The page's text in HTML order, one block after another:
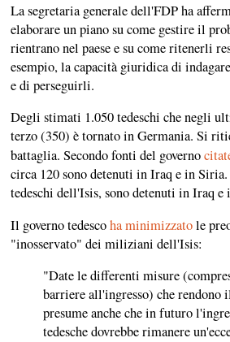
La segretaria generale dell'FDP ha
elaborare un piano su come gestire il
rientrano nel paese e su come ritenerli
esempio, la capacità giuridica di
e di perseguirli.
Degli stimati 1.050 tedeschi che negli
terzo (350) è tornato in Germania. Si
battaglia. Secondo fonti del governo
circa 120 sono detenuti in Iraq e in
tedeschi dell'Isis, sono detenuti in Iraq
Il governo tedescoha minimizzatole
"inosservato" dei miliziani dell'Isis:
"Date le differenti misure
barriere all'ingresso) che
presume anche che in futuro
tedesche dovrebbe rimanere